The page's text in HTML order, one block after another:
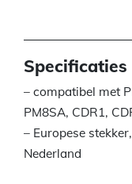
Specificaties
– compatibel met
PM8SA, CDR1,
– Europese
Nederland